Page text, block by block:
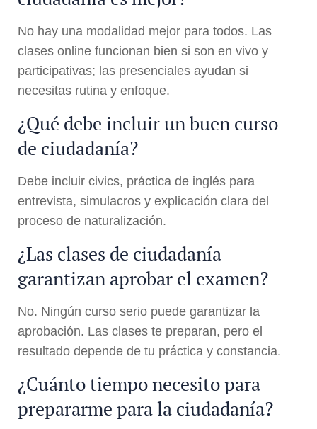
No hay una modalidad mejor para todos. Las
clases online funcionan bien si son en vivo y
participativas; las presenciales ayudan si
necesitas rutina y enfoque.
¿Qué debe incluir un buen curso
de ciudadanía?
Debe incluir civics, práctica de inglés para
entrevista, simulacros y explicación clara del
proceso de naturalización.
¿Las clases de ciudadanía
garantizan aprobar el examen?
No. Ningún curso serio puede garantizar la
aprobación. Las clases te preparan, pero el
resultado depende de tu práctica y constancia.
¿Cuánto tiempo necesito para
prepararme para la ciudadanía?